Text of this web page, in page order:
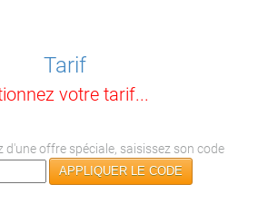
Tarif
votre tarif...
d'une offre spéciale, saisissez son code
APPLIQUER LE CODE